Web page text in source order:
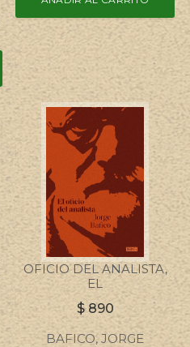
OFICIO DEL ANALISTA,
EL
$890
BAFICO, JORGE